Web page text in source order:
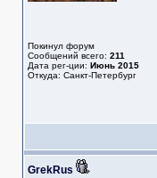
Покинул форум
Сообщений всего: 211
Дата рег-ции: Июнь 2015
Откуда: Санкт-Петербург
GrekRus